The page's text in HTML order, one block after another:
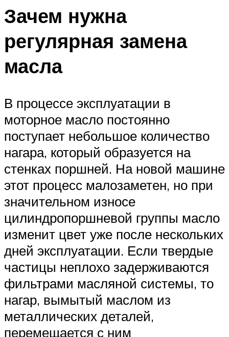
Зачем нужна
регулярная замена
масла
В процессе эксплуатации в
моторное масло постоянно
поступает небольшое количество
нагара, который образуется на
стенках поршней. На новой машине
этот процесс малозаметен, но при
значительном износе
цилиндропоршневой группы масло
изменит цвет уже после нескольких
дней эксплуатации. Если твердые
частицы неплохо задерживаются
фильтрами масляной системы, то
нагар, вымытый маслом из
металлических деталей,
перемещается с ним